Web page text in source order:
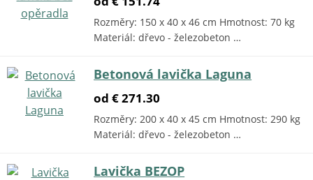
Rozměry: 150 x 40 x 46 cm Hmotnost: 70 kg
Materiál: dřevo - železobeton …
Betonová lavička Laguna
od € 271.30
Rozměry: 200 x 40 x 45 cm Hmotnost: 290 kg
Materiál: dřevo - železobeton …
Lavička BEZOP